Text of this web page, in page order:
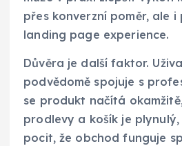
přes konverzní poměr, ale i
landing page experience.
Důvěra je další faktor.
podvědomě spojuje s
se produkt načítá
prodlevy a košík je plynulý,
pocit, že obchod funguje